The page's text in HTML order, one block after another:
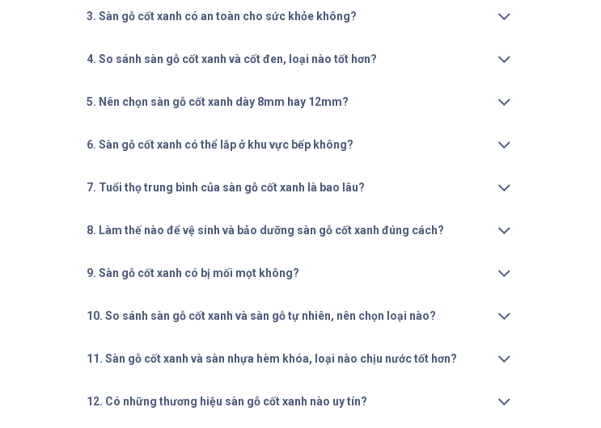
3. Sàn gỗ cốt xanh có an toàn cho sức khỏe không?
4. So sánh sàn gỗ cốt xanh và cốt đen, loại nào tốt hơn?
5. Nên chọn sàn gỗ cốt xanh dày 8mm hay 12mm?
6. Sàn gỗ cốt xanh có thể lắp ở khu vực bếp không?
7. Tuổi thọ trung bình của sàn gỗ cốt xanh là bao lâu?
8. Làm thế nào để vệ sinh và bảo dưỡng sàn gỗ cốt xanh đúng cách?
9. Sàn gỗ cốt xanh có bị mối mọt không?
10. So sánh sàn gỗ cốt xanh và sàn gỗ tự nhiên, nên chọn loại nào?
11. Sàn gỗ cốt xanh và sàn nhựa hèm khóa, loại nào chịu nước tốt hơn?
12. Có những thương hiệu sàn gỗ cốt xanh nào uy tín?